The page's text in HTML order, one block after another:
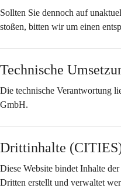
Sollten Sie dennoch auf
stoßen, bitten wir um einen
Technische
Die technische Verantwortung
GmbH.
Drittinhalte
Diese Website bindet Inhalte
Dritten erstellt und verwaltet